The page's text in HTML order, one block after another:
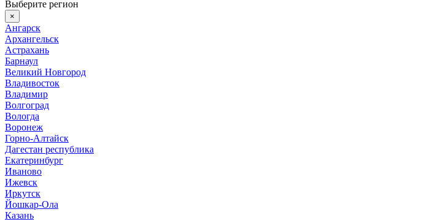
Выберите регион
×
Ангарск
Архангельск
Астрахань
Барнаул
Великий Новгород
Владивосток
Владимир
Волгоград
Вологда
Воронеж
Горно-Алтайск
Дагестан республика
Екатеринбург
Иваново
Ижевск
Иркутск
Йошкар-Ола
Казань